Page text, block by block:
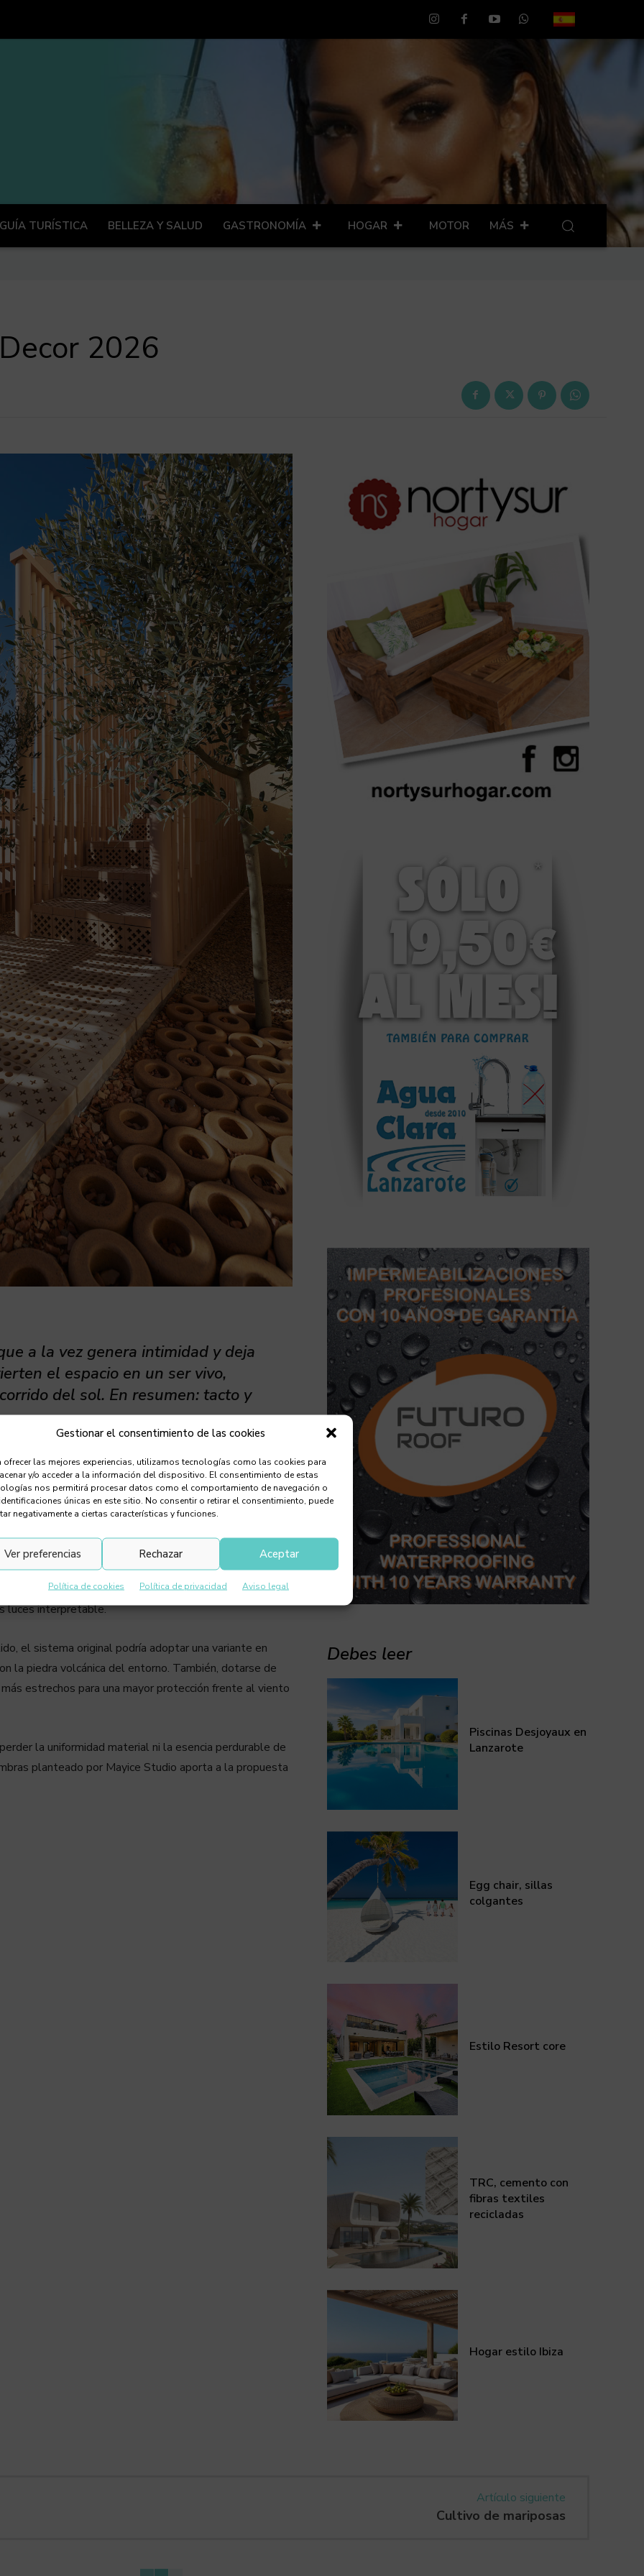
Gestionar el consentimiento de las cookies
ofrecer las mejores experiencias, utilizamos tecnologías como las cookies para
y/o acceder a la información del dispositivo. El consentimiento de estas
nos permitirá procesar datos como el comportamiento de navegación o
únicas en este sitio. No consentir o retirar el consentimiento, puede
negativamente a ciertas características y funciones.
Aceptar
Rechazar
Ver preferencias
Política de cookies Política de privacidad Aviso legal
GUÍA TURÍSTICA BELLEZA Y SALUD GASTRONOMÍA HOGAR MOTOR MÁS
2026
a la vez genera intimidad y deja
el espacio en un ser vivo,
del sol. En resumen: tacto y
para el Espacio Nuet Ceramics, en Casa Decor 2026.
urbano, adaptado al enclave disponible. En él, la
Studio, exploran el uso de la cerámica gres
constructivo. Muros, suelo y elementos aparecen
luces y sombras cambian con su distorsión y color en
tanto a la materia como al espacio.
luces interpretable.
el sistema original podría adoptar una variante en
la piedra volcánica del entorno. También, dotarse de
estrechos para una mayor protección frente al viento
la uniformidad material ni la esencia perdurable de
planteado por Mayice Studio aporta a la propuesta
Debes leer
Piscinas Desjoyaux en
Lanzarote
Egg chair, sillas
colgantes
Estilo Resort core
TRC, cemento con
fibras textiles
recicladas
Hogar estilo Ibiza
Artículo siguiente
Cultivo de mariposas